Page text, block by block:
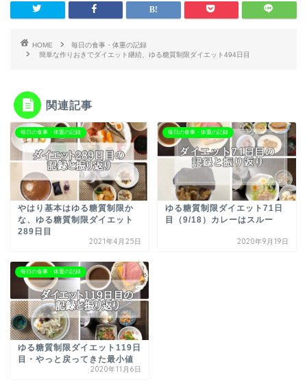
HOME
毎日の食事・体重の記録
簡単な作りおきでダイエット継続、ゆる糖質制限ダイエット494日目
関連記事
毎日の食事・体重の記録
やはり基本はゆる糖質制限か
な、ゆる糖質制限ダイエット
289日目
2021年4月25日
毎日の食事・体重の記録
ゆる糖質制限ダイエット71日
目（9/18）カレーはスルー
2020年9月19日
毎日の食事・体重の記録
ゆる糖質制限ダイエット119日
目・やっと戻ってきた最小値
2020年11月6日